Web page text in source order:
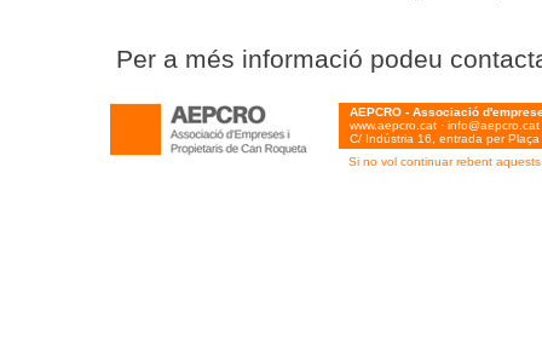
Per a més informació podeu
AEPCRO - Associació
www.aepcro.cat · info@aepcro.cat
C/ Indústria 16, entrada per
Si no vol continuar rebent